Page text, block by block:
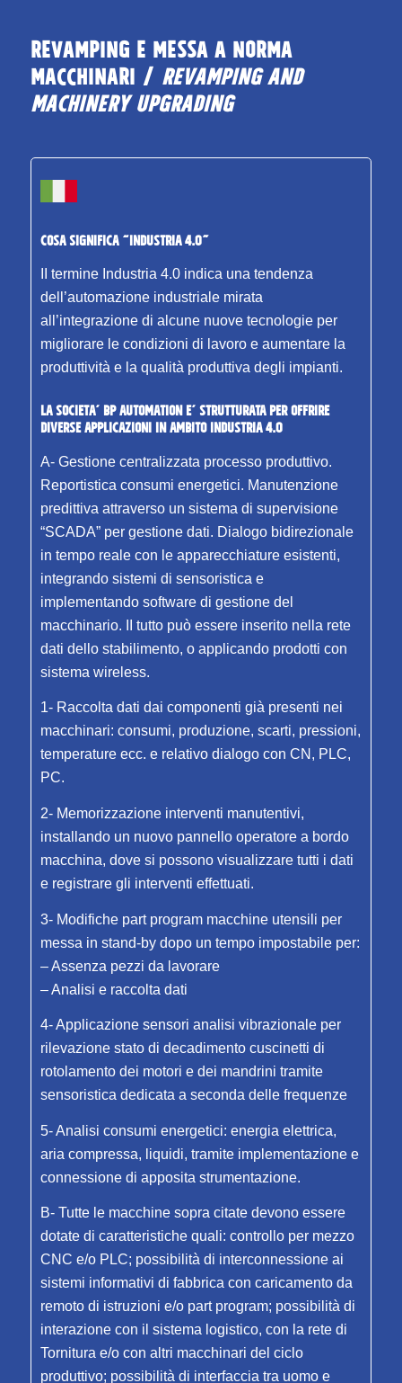
REVAMPING E MESSA A NORMA
MACCHINARI / REVAMPING AND
MACHINERY UPGRADING
COSA SIGNIFICA “INDUSTRIA 4.0”
II termine Industria 4.0 indica una tendenza
dell’automazione industriale mirata
all’integrazione di alcune nuove tecnologie per
migliorare le condizioni di lavoro e aumentare la
produttività e la qualità produttiva degli impianti.
LA SOCIETA’ BP AUTOMATION E’ STRUTTURATA PER OFFRIRE
DIVERSE APPLICAZIONI IN AMBITO INDUSTRIA 4.0
A- Gestione centralizzata processo produttivo.
Reportistica consumi energetici. Manutenzione
predittiva attraverso un sistema di supervisione
“SCADA” per gestione dati. Dialogo bidirezionale
in tempo reale con le apparecchiature esistenti,
integrando sistemi di sensoristica e
implementando software di gestione del
macchinario. II tutto può essere inserito nella rete
dati dello stabilimento, o applicando prodotti con
sistema wireless.
1- Raccolta dati dai componenti già presenti nei
macchinari: consumi, produzione, scarti, pressioni,
temperature ecc. e relativo dialogo con CN, PLC,
PC.
2- Memorizzazione interventi manutentivi,
installando un nuovo pannello operatore a bordo
macchina, dove si possono visualizzare tutti і dati
e registrare gli interventi effettuati.
3- Modifiche part program macchine utensili per
messa in stand-by dopo un tempo impostabile per:
– Assenza pezzi da lavorare
– Analisi e raccolta dati
4- Applicazione sensori analisi vibrazionale per
rilevazione stato di decadimento cuscinetti di
rotolamento dei motori e dei mandrini tramite
sensoristica dedicata a seconda delle frequenze
5- Analisi consumi energetici: energia elettrica,
aria compressa, liquidi, tramite implementazione e
connessione di apposita strumentazione.
B- Tutte le macchine sopra citate devono essere
dotate di caratteristiche quali: controllo per mezzo
CNC e/o PLC; possibilità di interconnessione ai
sistemi informativi di fabbrica con caricamento da
remoto di istruzioni e/o part program; possibilità di
interazione con il sistema logistico, con la rete di
Tornitura e/o con altri macchinari del ciclo
produttivo; possibilità di interfaccia tra uomo e